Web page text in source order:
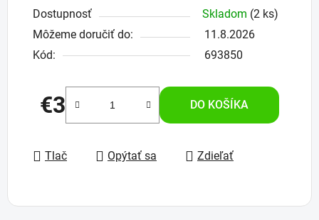
Dostupnosť Skladom (2 ks)
Môžeme doručiť do:
11.8.2026
Kód:
693850
€3
Jednotková cena:
DO KOŠÍKA
Tlač Opýtať sa Zdieľať